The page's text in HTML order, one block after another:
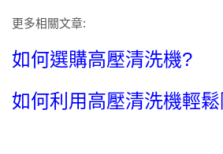
更多相關文章:
如何選購高壓清洗機?
如何利用高壓清洗機輕